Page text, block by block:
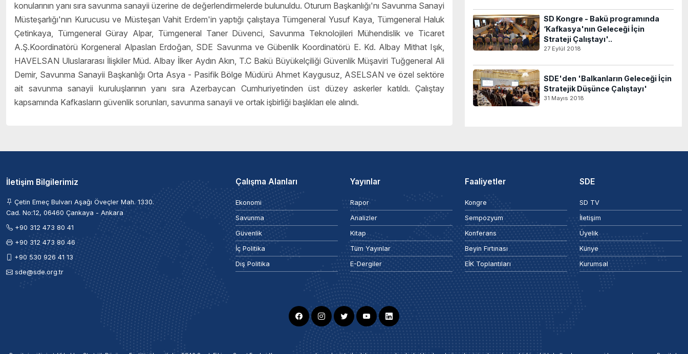
konularının yanı sıra savunma sanayii üzerine de değerlendirmelerde bulunuldu. Oturum Başkanlığı'nı Savunma Sanayi
Müsteşarlığı'nın Kurucusu ve Müsteşarı Vahit Erdem'in yaptığı çalıştaya Tümgeneral Yusuf Kaya, Tümgeneral Haluk
Çetinkaya, Tümgeneral Güray Alpar, Tümgeneral Taner Düvenci, Savunma Teknolojileri Mühendislik ve Ticaret
A.Ş.Koordinatörü Korgeneral Alpaslan Erdoğan, SDE Savunma ve Gübenlik Koordinatörü E. Kd. Albay Mithat Işık,
HAVELSAN Uluslararası İlişkiler Müd. Albay İlker Aydın Akın, T.C Bakü Büyükelçiliği Güvenlik Müşaviri Tuğgeneral Ali
Demir, Savunma Sanayii Başkanlığı Orta Asya - Pasifik Bölge Müdürü Ahmet Kaygusuz, ASELSAN ve özel sektöre
ait savunma sanayii kuruluşlarının yanı sıra Azerbaycan Cumhuriyetinden üst düzey askerler katıldı. Çalıştay
kapsamında Kafkasların güvenlik sorunları, savunma sanayii ve ortak işbirliği başlıkları ele alındı.
SD Kongre - Bakü programında
‘Kafkasya'nın Geleceği İçin
Strateji Çalıştayı'..
27 Eylül 2018
SDE'den 'Balkanların Geleceği İçin
Stratejik Düşünce Çalıştayı'
31 Mayıs 2018
İletişim Bilgilerimiz
Çetin Emeç Bulvarı Aşağı Öveçler Mah. 1330.
Cad. No:12, 06460 Çankaya - Ankara
+90 312 473 80 41
+90 312 473 80 46
+90 530 926 41 13
sde@sde.org.tr
Çalışma Alanları
Ekonomi
Savunma
Güvenlik
İç Politika
Dış Politika
Yayınlar
Rapor
Analizler
Kitap
Tüm Yayınlar
E-Dergiler
Faaliyetler
Kongre
Sempozyum
Konferans
Beyin Fırtınası
EİK Toplantıları
SDE
SD TV
İletişim
Üyelik
Künye
Kurumsal